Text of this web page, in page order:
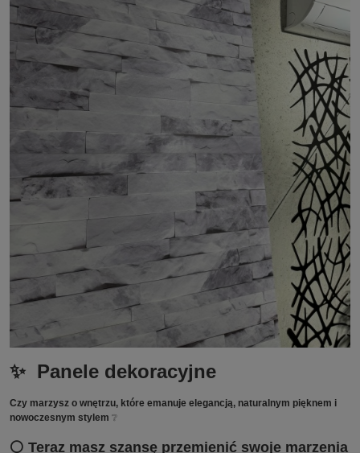
✨ Panele dekoracyjne
Czy marzysz o wnętrzu, które emanuje elegancją, naturalnym pięknem i
nowoczesnym stylem ❔
⚪ Teraz masz szansę przemienić swoje marzenia